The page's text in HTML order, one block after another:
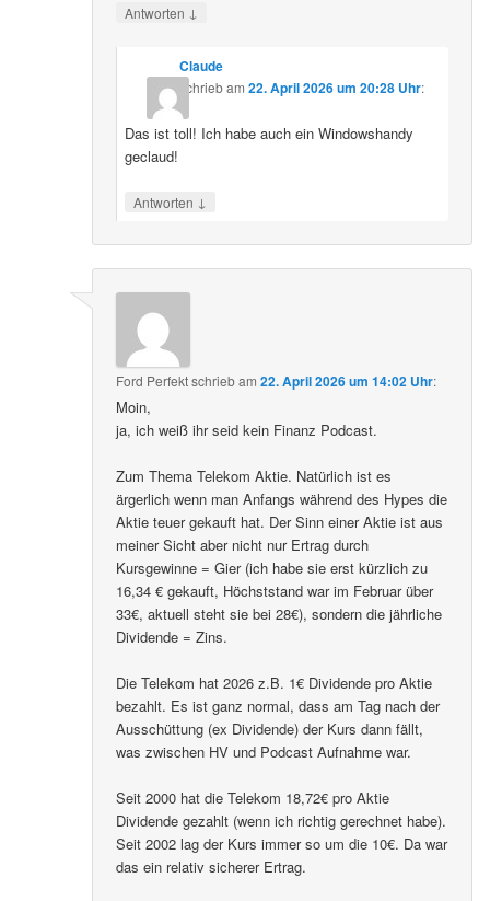
Antworten ↓
Claude
schriebam 22. April 2026 um 20:28 Uhr:
Das ist toll! Ich habe auch ein Windowshandy
geclaud!
Antworten ↓
Ford Perfektschriebam22. April 2026 um 14:02 Uhr:
Moin,
ja, ich weiß ihr seid kein Finanz Podcast.
Zum Thema Telekom Aktie. Natürlich ist es
ärgerlich wenn man Anfangs während des Hypes die
Aktie teuer gekauft hat. Der Sinn einer Aktie ist aus
meiner Sicht aber nicht nur Ertrag durch
Kursgewinne = Gier (ich habe sie erst kürzlich zu
16,34 € gekauft, Höchststand war im Februar über
33€, aktuell steht sie bei 28€), sondern die jährliche
Dividende = Zins.
Die Telekom hat 2026 z.B. 1€ Dividende pro Aktie
bezahlt. Es ist ganz normal, dass am Tag nach der
Ausschüttung (ex Dividende) der Kurs dann fällt,
was zwischen HV und Podcast Aufnahme war.
Seit 2000 hat die Telekom 18,72€ pro Aktie
Dividende gezahlt (wenn ich richtig gerechnet habe).
Seit 2002 lag der Kurs immer so um die 10€. Da war
das ein relativ sicherer Ertrag.